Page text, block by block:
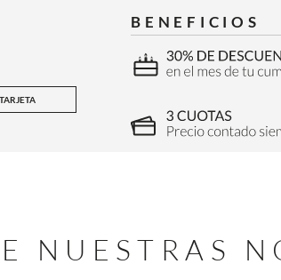
BENEFICIOS
NUESTRAS